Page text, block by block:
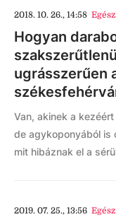
2018. 10. 26., 14:58
Hogyan
ugrásszerűen
Van, akinek a
de agykoponyából is
mit hibáznak el a
2019. 07. 25., 13:56